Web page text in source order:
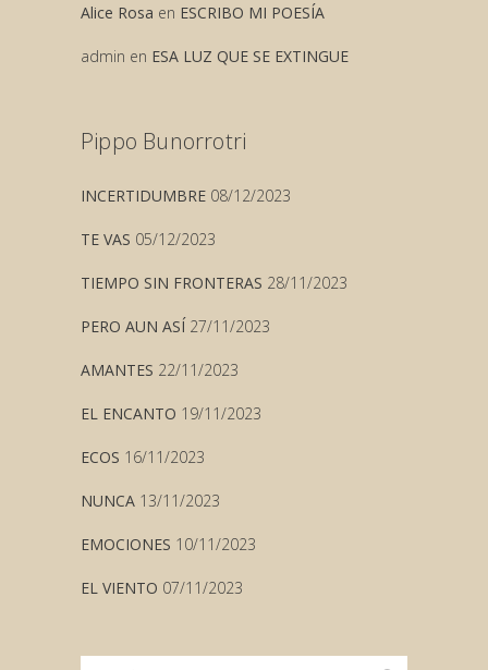
Alice Rosa en ESCRIBO MI POESÍA
admin en ESA LUZ QUE SE EXTINGUE
Pippo Bunorrotri
INCERTIDUMBRE 08/12/2023
TE VAS 05/12/2023
TIEMPO SIN FRONTERAS 28/11/2023
PERO AUN ASÍ 27/11/2023
AMANTES 22/11/2023
EL ENCANTO 19/11/2023
ECOS 16/11/2023
NUNCA 13/11/2023
EMOCIONES 10/11/2023
EL VIENTO 07/11/2023